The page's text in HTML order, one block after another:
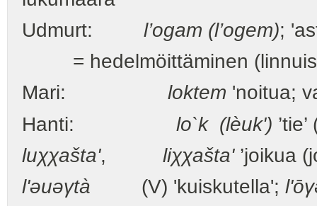
Udmurt: l’ogam (l’ogem);
= hedelmöittäminen
Mari: loktem 'noitua;
Hanti: lo`k (lèuk')
luχχašta', liχχašta'’joikua
l'əuəγtà (V) 'kuiskutella';